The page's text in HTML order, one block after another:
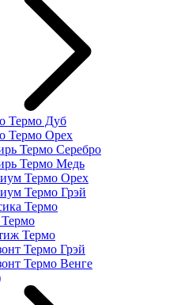
Термо Дуб
Термо Орех
Термо Серебро
Термо Медь
Термо Орех
Термо Грэй
Термо
Термо
Термо Грэй
Термо Венге